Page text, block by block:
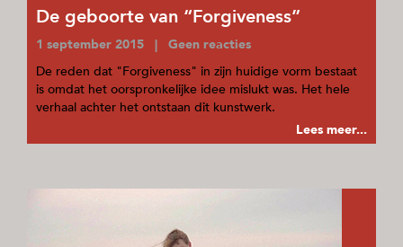
De geboorte van “Forgiveness”
1 september 2015 | Geen reacties
De reden dat "Forgiveness" in zijn huidige vorm bestaat
is omdat het oorspronkelijke idee mislukt was. Het hele
verhaal achter het ontstaan dit kunstwerk.
Lees meer...